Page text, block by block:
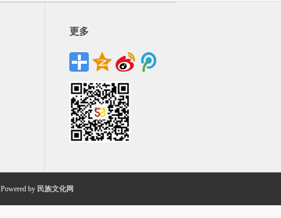
更多
Powered by 民族文化网